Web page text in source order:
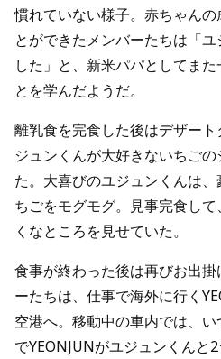
慣れていない様子。赤ちゃん
とができたメンバーたちは「
した」と、新米パパとしてま
とを学んだようだ。
離乳食を完食した後はデザー
ジュンくんが大好きないちご
た。大喜びのユジュンくんは
ちごをモグモグ。見事完食し
くなところを見せていた。
食事が終わった後は再びお出
ーたちは、仕事で海外に行く
空港へ。移動中の車内では、
でYEONJUNがユジュンくんと